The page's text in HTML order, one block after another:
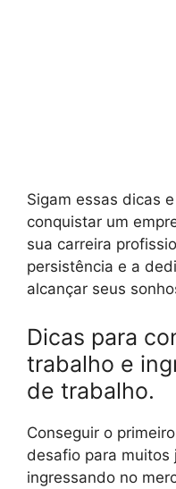
Sigam essas dicas
conquistar um
sua carreira
persistência e a
alcançar seus
Dicas para
trabalho e
de trabalho.
Conseguir o
desafio para muitos
ingressando no